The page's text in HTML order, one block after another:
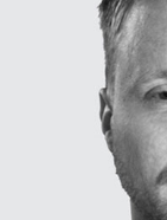
Download